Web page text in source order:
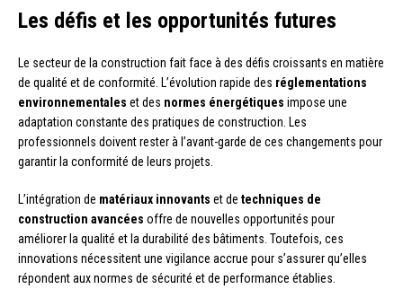
Les défis et les opportunités futures
Le secteur de la construction fait face à des défis croissants en matière
de qualité et de conformité. L’évolution rapide des réglementations
environnementales et des normes énergétiques impose une
adaptation constante des pratiques de construction. Les
professionnels doivent rester à l’avant-garde de ces changements pour
garantir la conformité de leurs projets.
L’intégration de matériaux innovants et de techniques de
construction avancées offre de nouvelles opportunités pour
améliorer la qualité et la durabilité des bâtiments. Toutefois, ces
innovations nécessitent une vigilance accrue pour s’assurer qu’elles
répondent aux normes de sécurité et de performance établies.